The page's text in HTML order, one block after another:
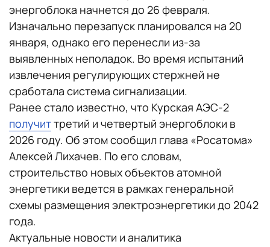
энергоблока начнется до 26 февраля.
Изначально перезапуск планировался на 20
января, однако его перенесли из-за
выявленных неполадок. Во время испытаний
извлечения регулирующих стержней не
сработала система сигнализации.
Ранее стало известно, что Курская АЭС-2
получиттретий и четвертый энергоблоки в
2026 году. Об этом сообщил глава «Росатома»
Алексей Лихачев. По его словам,
строительство новых объектов атомной
энергетики ведется в рамках генеральной
схемы размещения электроэнергетики до 2042
года.
Актуальные новости и аналитика